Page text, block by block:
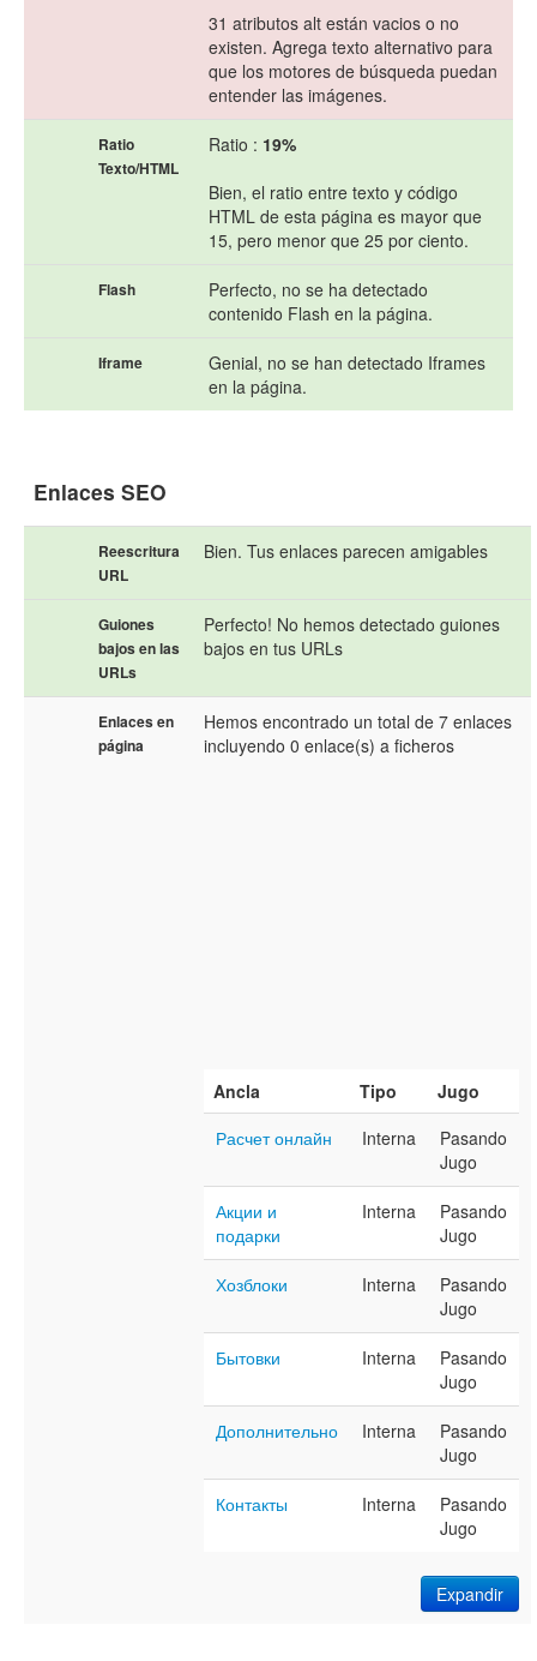
31 atributos alt están vacios o no
existen. Agrega texto alternativo para
que los motores de búsqueda puedan
entender las imágenes.
Ratio
Texto/HTML
Ratio : 19%
Bien, el ratio entre texto y código
HTML de esta página es mayor que
15, pero menor que 25 por ciento.
Flash
Perfecto, no se ha detectado
contenido Flash en la página.
Iframe
Genial, no se han detectado Iframes
en la página.
Enlaces SEO
Reescritura
URL
Bien. Tus enlaces parecen amigables
Guiones
bajos en las
URLs
Perfecto! No hemos detectado guiones
bajos en tus URLs
Enlaces en
página
Hemos encontrado un total de 7 enlaces
incluyendo 0 enlace(s) a ficheros
Ancla Tipo
Jugo
Расчет онлайн
Interna
Pasando
Jugo
Акции и
подарки
Interna
Pasando
Jugo
Хозблоки Interna
Pasando
Jugo
Бытовки Interna
Pasando
Jugo
Дополнительно Interna
Pasando
Jugo
Контакты Interna
Pasando
Jugo
Expandir